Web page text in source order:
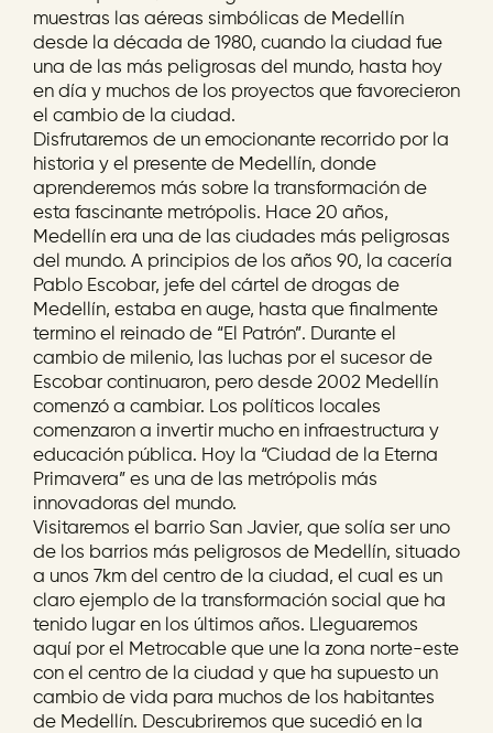
muestras las aéreas simbólicas de Medellín
desde la década de 1980, cuando la ciudad fue
una de las más peligrosas del mundo, hasta hoy
en día y muchos de los proyectos que favorecieron
el cambio de la ciudad.
Disfrutaremos de un emocionante recorrido por la
historia y el presente de Medellín, donde
aprenderemos más sobre la transformación de
esta fascinante metrópolis. Hace 20 años,
Medellín era una de las ciudades más peligrosas
del mundo. A principios de los años 90, la cacería
Pablo Escobar, jefe del cártel de drogas de
Medellín, estaba en auge, hasta que finalmente
termino el reinado de “El Patrón”. Durante el
cambio de milenio, las luchas por el sucesor de
Escobar continuaron, pero desde 2002 Medellín
comenzó a cambiar. Los políticos locales
comenzaron a invertir mucho en infraestructura y
educación pública. Hoy la “Ciudad de la Eterna
Primavera” es una de las metrópolis más
innovadoras del mundo.
Visitaremos el barrio San Javier, que solía ser uno
de los barrios más peligrosos de Medellín, situado
a unos 7km del centro de la ciudad, el cual es un
claro ejemplo de la transformación social que ha
tenido lugar en los últimos años. Lleguaremos
aquí por el Metrocable que une la zona norte-este
con el centro de la ciudad y que ha supuesto un
cambio de vida para muchos de los habitantes
de Medellín. Descubriremos que sucedió en la